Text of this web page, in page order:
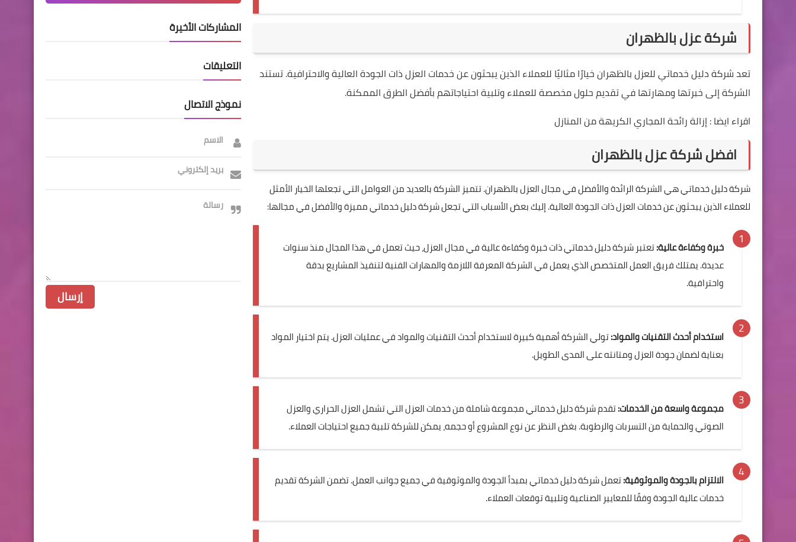
شركة عزل بالظهران
تعد شركة دليل خدماتي للعزل بالظهران خيارًا مثاليًا للعملاء الذين يبحثون عن خدمات العزل ذات الجودة العالية والاحترافية. تستند
الشركة إلى خبرتها ومهارتها في تقديم حلول مخصصة للعملاء وتلبية احتياجاتهم بأفضل الطرق الممكنة.
اقراء ايضا :إزالة رائحة المجاري الكريهة من المنازل
افضل شركة عزل بالظهران
شركة دليل خدماتي هي الشركة الرائدة والأفضل في مجال العزل بالظهران. تتميز الشركة بالعديد من العوامل التي تجعلها الخيار الأمثل
للعملاء الذين يبحثون عن خدمات العزل ذات الجودة العالية. إليك بعض الأسباب التي تجعل شركة دليل خدماتي مميزة والأفضل في مجالها:
خبرة وكفاءة عالية:تعتبر شركة دليل خدماتي ذات خبرة وكفاءة عالية في مجال العزل، حيث تعمل في هذا المجال منذ سنوات
عديدة. يمتلك فريق العمل المتخصص الذي يعمل في الشركة المعرفة اللازمة والمهارات الفنية لتنفيذ المشاريع بدقة
واحترافية.
استخدام أحدث التقنيات والمواد:تولي الشركة أهمية كبيرة لاستخدام أحدث التقنيات والمواد في عمليات العزل. يتم اختيار المواد
بعناية لضمان جودة العزل ومتانته على المدى الطويل.
مجموعة واسعة من الخدمات:تقدم شركة دليل خدماتي مجموعة شاملة من خدمات العزل التي تشمل العزل الحراري والعزل
الصوتي والحماية من التسربات والرطوبة. بغض النظر عن نوع المشروع أو حجمه، يمكن للشركة تلبية جميع احتياجات العملاء.
الالتزام بالجودة والموثوقية:تعمل شركة دليل خدماتي بمبدأ الجودة والموثوقية في جميع جوانب العمل. تضمن الشركة تقديم
خدمات عالية الجودة وفقًا للمعايير الصناعية وتلبية توقعات العملاء.
المشاركات الأخيرة
التعليقات
نموذج الاتصال
الاسم
بريد إلكتروني
رسالة